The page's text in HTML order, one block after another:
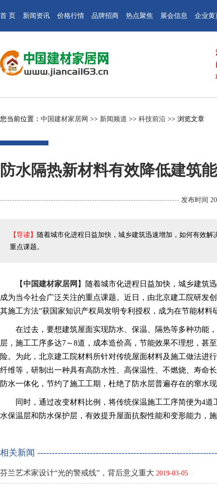
首 页 新闻资讯 价格行情 品牌招商 热点聚焦 展会信息 企业黄
您当前位置： 中国建材家居网 >> 新闻频道 >> 科技前沿 >> 浏览文章
防水隔热新材料有效降低建筑
-------------------------------------------------------------------------- 发布时间
【导读】
随着城市化进程日益加快，城乡建筑迅速增加，如何有效
重点课题。
【 中国建材家居网 】随着城市化进程日益加快，城乡建筑
成为当今社会广泛关注的重点课题。近日，由北京建工院研发
其施工方法”获国家知识产权局发明专利授权，成为在节能材料
在过去，要想建筑屋面实现防水、保温、隔热等多种功能
层，施工工序多达7～8道，成本造价高，节能效果不理想，甚
险。为此，北京建工院材料所针对传统屋面材料及施工做法进
纤维等，研制出一种具有高防水性、高保温性、不燃烧、寿命
防水一体化，节约了施工工期，杜绝了防水层普遍存在的窜水
同时，通过改变材料比例，将传统保温施工工序简便为4
水保温层和防水保护层，有效提升屋面抗裂性能和变形能力，
相关新闻
芬兰艺术家设计“光的警戒线”，背后意义重大 2019-03-05